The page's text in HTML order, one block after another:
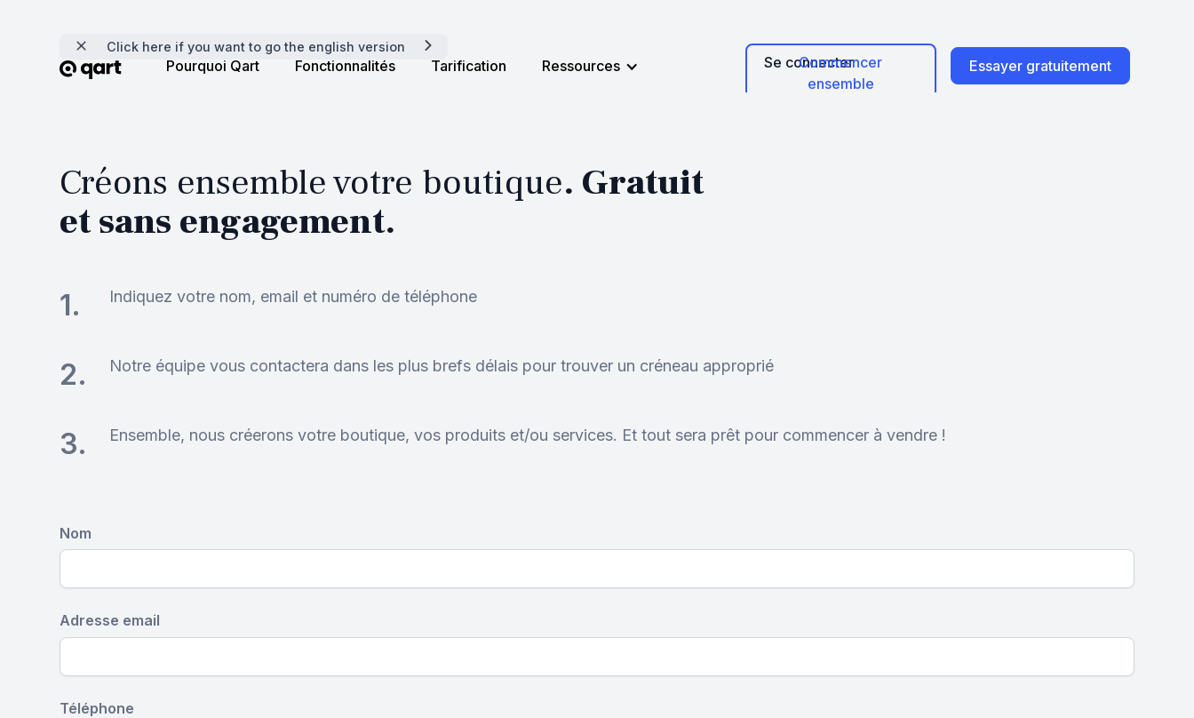
Click here if you want to go the english version
Pourquoi Qart Fonctionnalités Tarification Ressources Se connecter
Commencer
ensemble
Essayer gratuitement
Créons ensemble votre boutique. Gratuit
et sans engagement.
1. Indiquez votre nom, email et numéro de téléphone
2. Notre équipe vous contactera dans les plus brefs délais pour trouver un créneau approprié
3. Ensemble, nous créerons votre boutique, vos produits et/ou services. Et tout sera prêt pour commencer à vendre !
Nom
Adresse email
Téléphone